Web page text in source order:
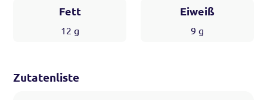
Fett
12 g
Eiweiß
9 g
Zutatenliste